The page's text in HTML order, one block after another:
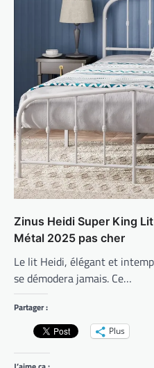
Zinus Heidi Super King
Métal 2025 pas cher
Le lit Heidi, élégant et
se démodera jamais. Ce…
Partager :
Plus